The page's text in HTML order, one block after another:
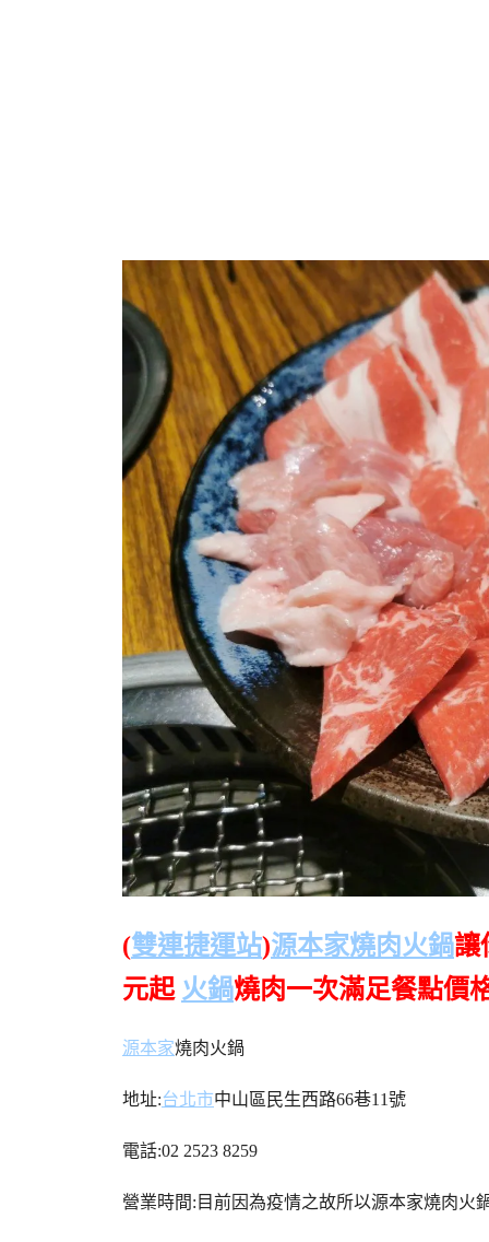
(雙連捷運站)源本家燒肉火鍋讓
元起 火鍋燒肉一次滿足餐點價
源本家燒肉火鍋
地址:台北市中山區民生西路66巷11號
電話:02 2523 8259
營業時間:目前因為疫情之故所以源本家燒肉火